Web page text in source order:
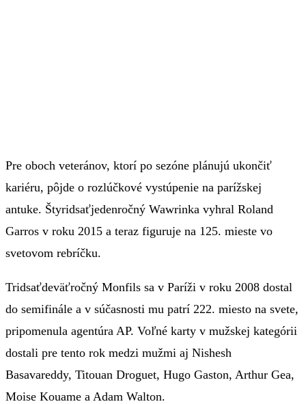
Pre oboch veteránov, ktorí po sezóne plánujú ukončiť
kariéru, pôjde o rozlúčkové vystúpenie na parížskej
antuke. Štyridsaťjedenročný Wawrinka vyhral Roland
Garros v roku 2015 a teraz figuruje na 125. mieste vo
svetovom rebríčku.
Tridsaťdeväťročný Monfils sa v Paríži v roku 2008 dostal
do semifinále a v súčasnosti mu patrí 222. miesto na svete,
pripomenula agentúra AP. Voľné karty v mužskej kategórii
dostali pre tento rok medzi mužmi aj Nishesh
Basavareddy, Titouan Droguet, Hugo Gaston, Arthur Gea,
Moise Kouame a Adam Walton.